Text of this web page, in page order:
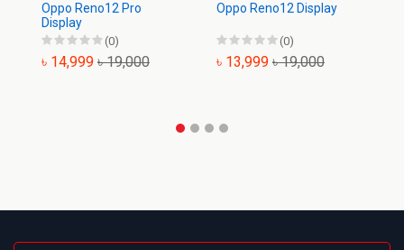
Oppo Reno12 Pro
Display
(0)
৳ 14,999 ৳ 19,000
Oppo Reno12 Display
(0)
৳ 13,999 ৳ 19,000